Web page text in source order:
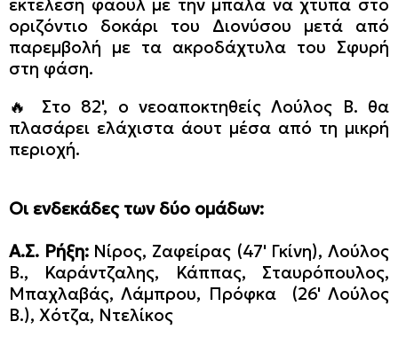
οριζόντιο δοκάρι του Διονύσου μετά από
παρεμβολή με τα ακροδάχτυλα του Σφυρή
στη φάση.
🔥 Στο 82', ο νεοαποκτηθείς Λούλος Β. θα
πλασάρει ελάχιστα άουτ μέσα από τη μικρή
περιοχή.
Οι ενδεκάδες των δύο ομάδων:
Α.Σ. Ρήξη: Νίρος, Ζαφείρας (47' Γκίνη), Λούλος
Β., Καράντζαλης, Κάππας, Σταυρόπουλος,
Μπαχλαβάς, Λάμπρου, Πρόφκα (26' Λούλος
Β.), Χότζα, Ντελίκος